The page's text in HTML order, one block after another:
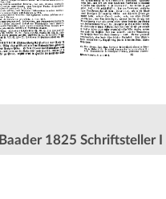
Baader 1825 Schriftsteller I